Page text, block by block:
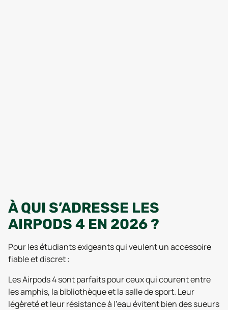
À QUI S’ADRESSE LES
AIRPODS 4 EN 2026 ?
Pour les étudiants exigeants qui veulent un accessoire
fiable et discret :
Les Airpods 4 sont parfaits pour ceux qui courent entre
les amphis, la bibliothèque et la salle de sport. Leur
légèreté et leur résistance à l’eau évitent bien des sueurs